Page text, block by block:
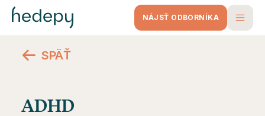
NÁJSŤ ODBORNÍKA
SPÄŤ
ADHD